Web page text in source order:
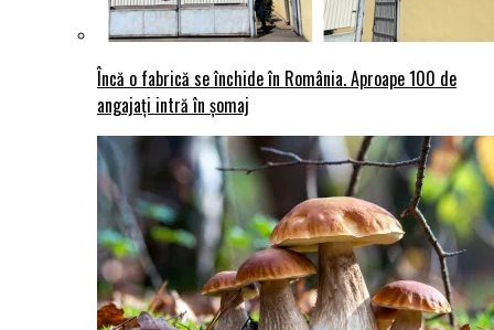
Încă o fabrică se închide în România. Aproape 100 de
angajați intră în șomaj